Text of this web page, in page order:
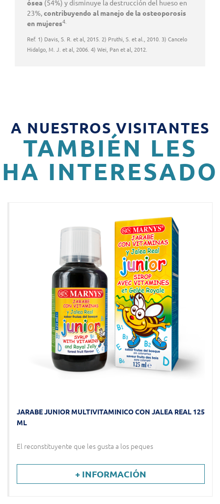
ósea (54%) y disminuye la destrucción del hueso en
23%,contribuyendo al manejo de la osteoporosis
en mujeres4.
Ref. 1) Davis, S. R. et al, 2015. 2) Pruthi, S. et al., 2010. 3) Cancelo
Hidalgo, M. J. et al, 2006. 4) Wei, Pan et al, 2012.
A NUESTROS VISITANTES
TAMBIÉN LES
HA INTERESADO
JARABE JUNIOR MULTIVITAMINICO CON JALEA REAL 125
ML
El reconstituyente que les gusta a los peques
+ INFORMACIÓN